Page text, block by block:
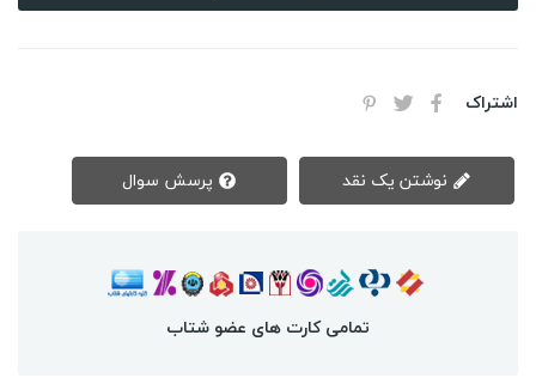
اشتراک
تمامی کارت های عضو شتاب